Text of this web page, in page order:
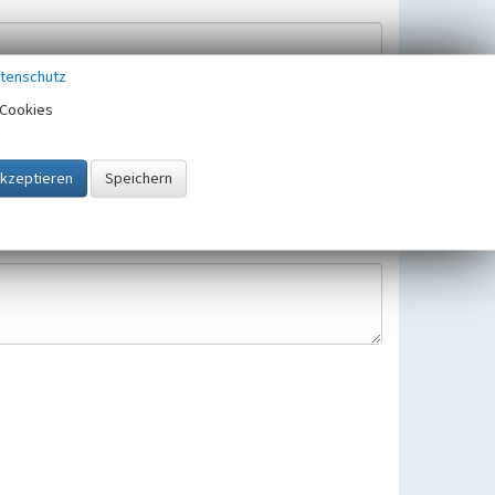
gespeichert und verwendet.
gültigen Europäischen